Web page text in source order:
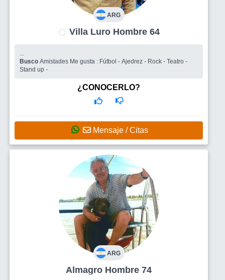
ARG
Villa Luro Hombre 64
Busco Amistades Me gusta : Fútbol - Ajedrez - Rock - Teatro -
Stand up -
¿CONOCERLO?
Mensaje / Citas
ARG
Almagro Hombre 74